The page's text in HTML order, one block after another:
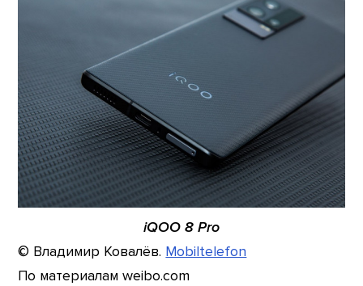
iQOO 8 Pro
© Владимир Ковалёв. Mobiltelefon
По материалам weibo.com